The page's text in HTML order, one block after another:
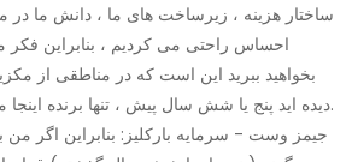
ساختار هزینه ، زیرساخت های ما ، دانش ما در
احساس راحتی می کردیم ، بنابراین
بخواهید ببرید این است که در مناطقی از
دیده اید پنج یا شش سال پیش ، تنها برنده اینجا ممکن است مشتری باشد.
جیمز وست - سرمایه بارکلیز: بنابراین اگر من